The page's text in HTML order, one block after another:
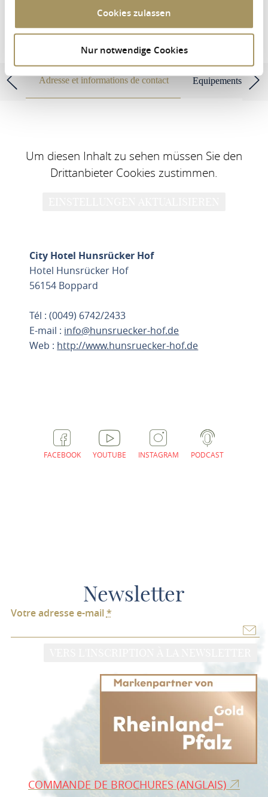
Cookies zulassen
Nur notwendige Cookies
RECHERCHER UN LOGEMENT
City Hotel Hunsrücker Hof
Adresse et informations de contact Equipements et
Um diesen Inhalt zu sehen müssen Sie den
Drittanbieter Cookies zustimmen.
City Hotel Hunsrücker Hof
Hotel Hunsrücker Hof
56154 Boppard
Tél : (0049) 6742/2433
E-mail : info@hunsruecker-hof.de
Web : http://www.hunsruecker-hof.de
FACEBOOK YOUTUBE INSTAGRAM PODCAST
Newsletter
Votre adresse e-mail*
COMMANDE DE BROCHURES (ANGLAIS)